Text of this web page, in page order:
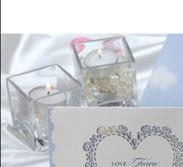
사
진
촬
영/DVD
주
례/
사
회/
청